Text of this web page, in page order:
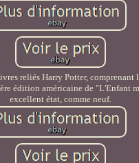
reliés Harry Potter, comprenant
édition américaine de "L'Enfant
excellent état, comme neuf.